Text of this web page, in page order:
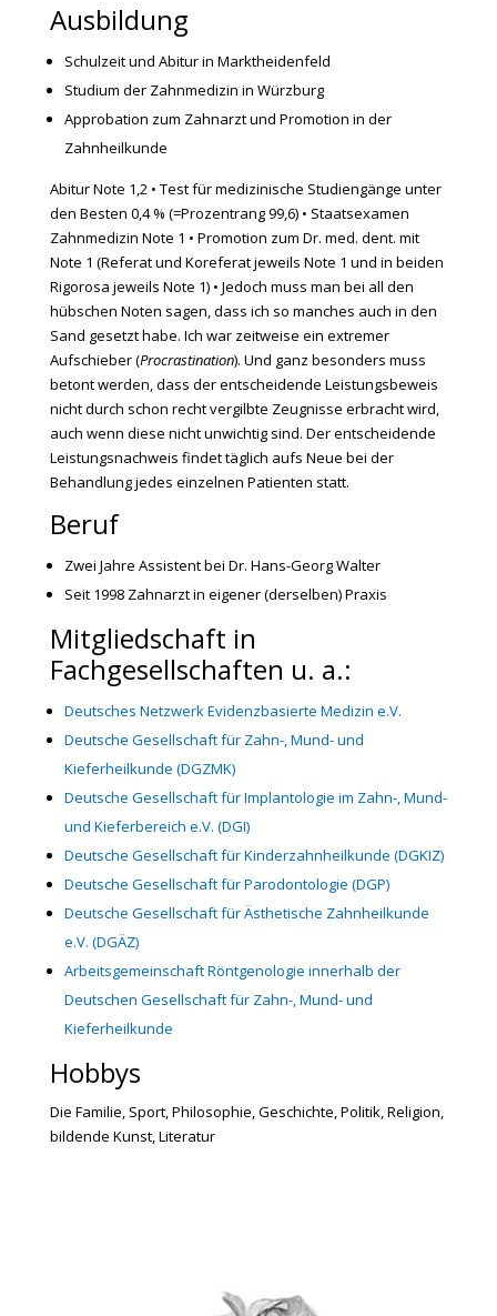
Ausbildung
Schulzeit und Abitur in Marktheidenfeld
Studium der Zahnmedizin in Würzburg
Approbation zum Zahnarzt und Promotion in der
Zahnheilkunde
Abitur Note 1,2 • Test für medizinische Studiengänge unter
den Besten 0,4 % (=Prozentrang 99,6) • Staatsexamen
Zahnmedizin Note 1 • Promotion zum Dr. med. dent. mit
Note 1 (Referat und Koreferat jeweils Note 1 und in beiden
Rigorosa jeweils Note 1) • Jedoch muss man bei all den
hübschen Noten sagen, dass ich so manches auch in den
Sand gesetzt habe. Ich war zeitweise ein extremer
Aufschieber (Procrastination). Und ganz besonders muss
betont werden, dass der entscheidende Leistungsbeweis
nicht durch schon recht vergilbte Zeugnisse erbracht wird,
auch wenn diese nicht unwichtig sind. Der entscheidende
Leistungsnachweis findet täglich aufs Neue bei der
Behandlung jedes einzelnen Patienten statt.
Beruf
Zwei Jahre Assistent bei Dr. Hans-Georg Walter
Seit 1998 Zahnarzt in eigener (derselben) Praxis
Mitgliedschaft in
Fachgesellschaften u. a.:
Deutsches Netzwerk Evidenzbasierte Medizin e.V.
Deutsche Gesellschaft für Zahn-, Mund- und
Kieferheilkunde (DGZMK)
Deutsche Gesellschaft für Implantologie im Zahn-, Mund-
und Kieferbereich e.V. (DGI)
Deutsche Gesellschaft für Kinderzahnheilkunde (DGKIZ)
Deutsche Gesellschaft für Parodontologie (DGP)
Deutsche Gesellschaft für Ästhetische Zahnheilkunde
e.V. (DGÄZ)
Arbeitsgemeinschaft Röntgenologie innerhalb der
Deutschen Gesellschaft für Zahn-, Mund- und
Kieferheilkunde
Hobbys
Die Familie, Sport, Philosophie, Geschichte, Politik, Religion,
bildende Kunst, Literatur